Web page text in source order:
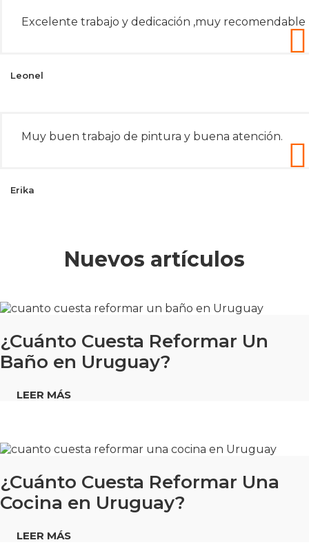
Excelente trabajo y dedicación ,muy recomendable
Leonel
Muy buen trabajo de pintura y buena atención.
Erika
Nuevos artículos
¿Cuánto Cuesta Reformar Un
Baño en Uruguay?
LEER MÁS
¿Cuánto Cuesta Reformar Una
Cocina en Uruguay?
LEER MÁS